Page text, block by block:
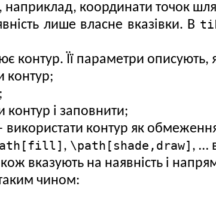
координати точок
лише власне вказівки. В
контур. Її параметри
контур;
і заповнити;
використати контур як
, \path[shade,draw] , …
вказують на наявність і
чином: